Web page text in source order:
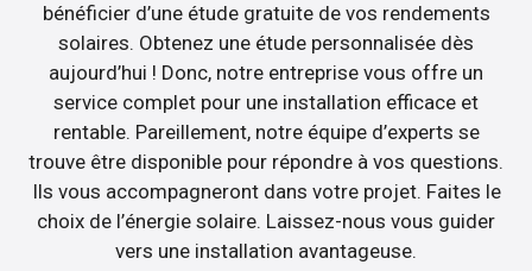
bénéficier d’une étude gratuite de vos rendements
solaires. Obtenez une étude personnalisée dès
aujourd’hui ! Donc, notre entreprise vous offre un
service complet pour une installation efficace et
rentable. Pareillement, notre équipe d’experts se
trouve être disponible pour répondre à vos questions.
Ils vous accompagneront dans votre projet. Faites le
choix de l’énergie solaire. Laissez-nous vous guider
vers une installation avantageuse.